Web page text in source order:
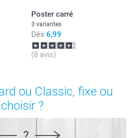
Poster carré
3 variantes
Dès 6,99
(8 avis)
ou Classic, fixe ou
?